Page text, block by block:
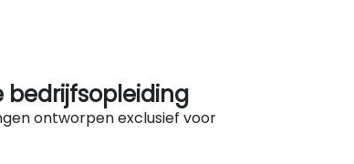
bedrijfsopleiding
ontworpen exclusief voor